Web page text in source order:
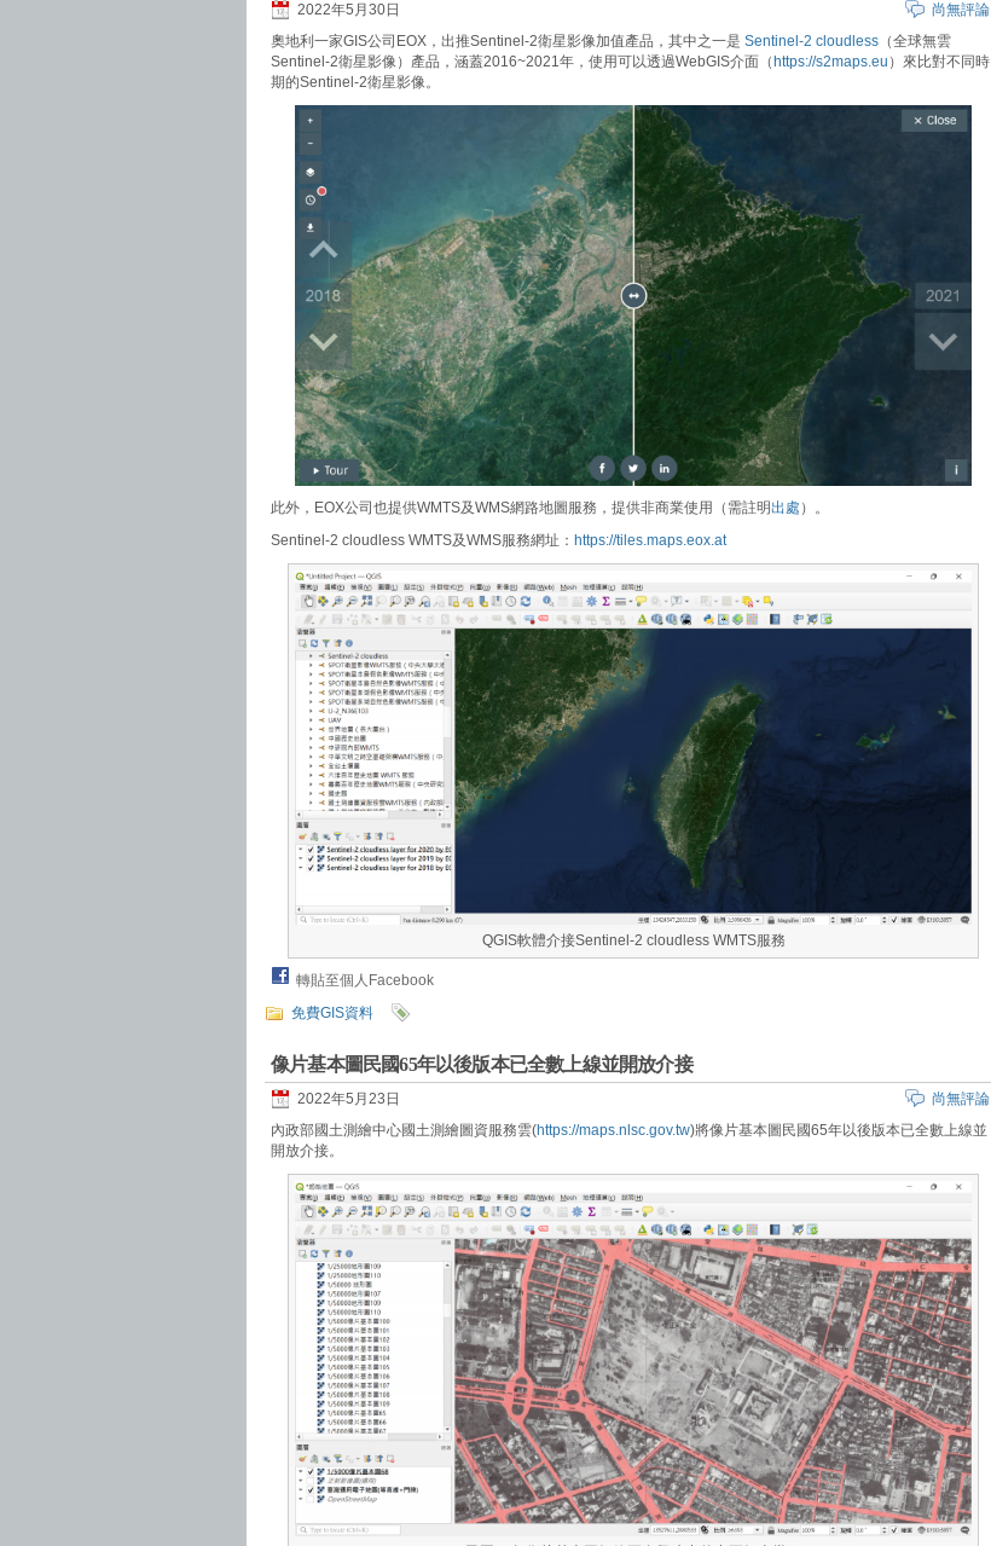
2022年5月30日
尚無評論
奧地利一家GIS公司EOX，出推Sentinel-2衛星影像加值產品，其中之一是 Sentinel-2 cloudless （全球無雲
Sentinel-2衛星影像）產品，涵蓋2016~2021年，使用可以透過WebGIS介面（ https://s2maps.eu ）來比對不同時
期的Sentinel-2衛星影像。
此外，EOX公司也提供WMTS及WMS網路地圖服務，提供非商業使用（需註明出處 ）。
Sentinel-2 cloudless WMTS及WMS服務網址： https://tiles.maps.eox.at
QGIS軟體介接Sentinel-2 cloudless WMTS服務
轉貼至個人Facebook
免費GIS資料
像片基本圖民國65年以後版本已全數上線並開放介接
2022年5月23日
尚無評論
內政部國土測繪中心國土測繪圖資服務雲(https://maps.nlsc.gov.tw)將像片基本圖民國65年以後版本已全數上線並
開放介接。